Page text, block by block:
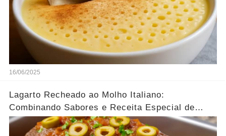
16/06/2025
Lagarto Recheado ao Molho Italiano:
Combinando Sabores e Receita Especial de
família